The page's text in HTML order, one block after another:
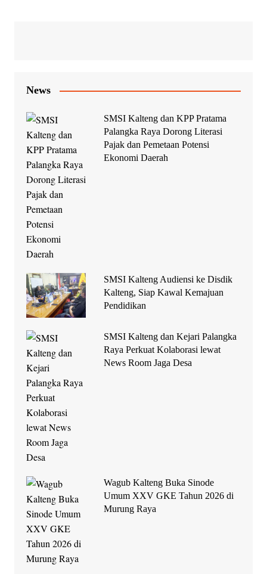
News
SMSI Kalteng dan KPP Pratama
Palangka Raya Dorong Literasi
Pajak dan Pemetaan Potensi
Ekonomi Daerah
SMSI Kalteng Audiensi ke Disdik
Kalteng, Siap Kawal Kemajuan
Pendidikan
SMSI Kalteng dan Kejari Palangka
Raya Perkuat Kolaborasi lewat
News Room Jaga Desa
Wagub Kalteng Buka Sinode
Umum XXV GKE Tahun 2026 di
Murung Raya